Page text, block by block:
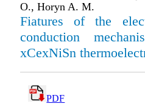
O., Horyn A. M.
Fiatures of the
conduction
xCexNiSn
PDF